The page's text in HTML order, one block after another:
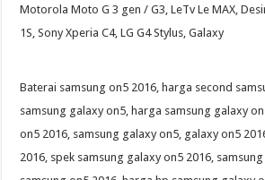
Motorola Moto G 3 gen / G3, LeTv Le MAX,
1S, Sony Xperia C4, LG G4 Stylus, Galaxy
Baterai samsung on5 2016, harga second
samsung galaxy on5, harga samsung galaxy
on5 2016, samsung galaxy on5, galaxy on5
2016, spek samsung galaxy on5 2016,